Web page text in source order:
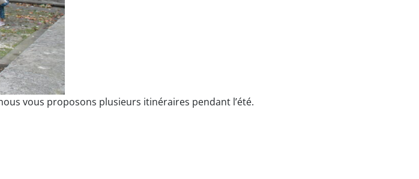
vous proposons plusieurs itinéraires pendant l’été.